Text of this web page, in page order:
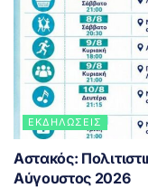
ΕΚΔΗΛΏΣΕΙΣ
Αστακός:
Αύγουστος 2026